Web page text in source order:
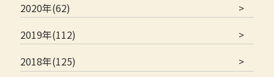
2020年(62)
2019年(112)
2018年(125)